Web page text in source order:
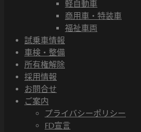
軽自動車
商用車・特装車
福祉車両
試乗車情報
車検・整備
所有権解除
採用情報
お問合せ
ご案内
プライバシーポリシー
FD宣言